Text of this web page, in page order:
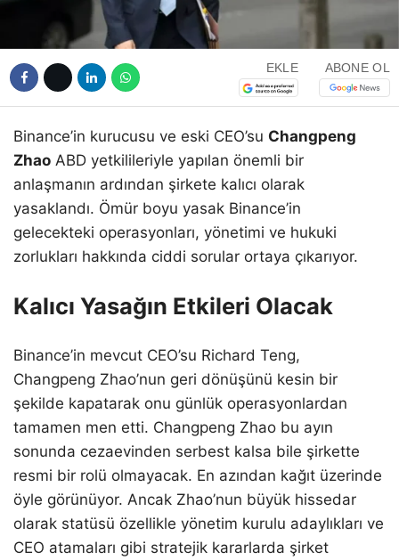
EKLE ABONE OL
Binance’in kurucusu ve eski CEO’su Changpeng
Zhao ABD yetkilileriyle yapılan önemli bir
anlaşmanın ardından şirkete kalıcı olarak
yasaklandı. Ömür boyu yasak Binance’in
gelecekteki operasyonları, yönetimi ve hukuki
zorlukları hakkında ciddi sorular ortaya çıkarıyor.
Kalıcı Yasağın Etkileri Olacak
Binance’in mevcut CEO’su Richard Teng,
Changpeng Zhao’nun geri dönüşünü kesin bir
şekilde kapatarak onu günlük operasyonlardan
tamamen men etti. Changpeng Zhao bu ayın
sonunda cezaevinden serbest kalsa bile şirkette
resmi bir rolü olmayacak. En azından kağıt üzerinde
öyle görünüyor. Ancak Zhao’nun büyük hissedar
olarak statüsü özellikle yönetim kurulu adaylıkları ve
CEO atamaları gibi stratejik kararlarda şirket